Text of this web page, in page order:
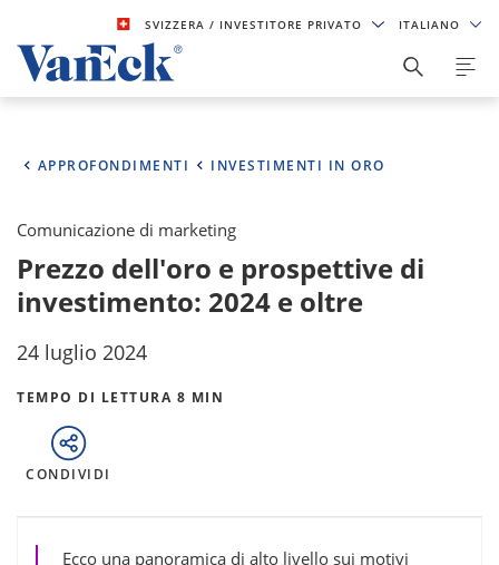
SVIZZERA/ INVESTITORE PRIVATO ITALIANO
APPROFONDIMENTI INVESTIMENTI IN ORO
Comunicazione di marketing
Prezzo dell'oro e prospettive di
investimento: 2024 e oltre
24 luglio 2024
TEMPO DI LETTURA 8 MIN
CONDIVIDI
Ecco una panoramica di alto livello sui motivi